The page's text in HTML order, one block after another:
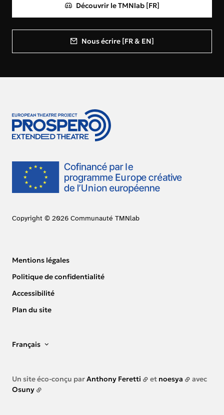
Découvrir le TMNlab [FR]
Nous écrire [FR & EN]
Copyright © 2026 Communauté TMNlab
Mentions légales
Politique de confidentialité
Accessibilité
Plan du site
Français
Un site éco-conçu parAnthony Feretti et noesya
avec
Osuny